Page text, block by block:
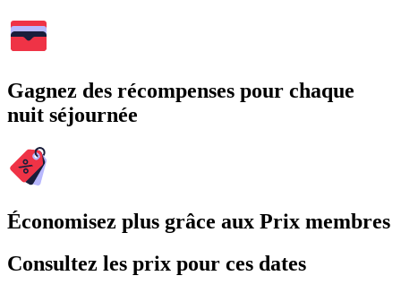
Gagnez des récompenses pour chaque
nuit séjournée
Économisez plus grâce aux Prix membres
Consultez les prix pour ces dates